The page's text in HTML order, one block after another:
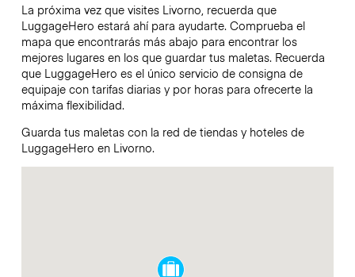
La próxima vez que visites Livorno, recuerda que
LuggageHero estará ahí para ayudarte. Comprueba el
mapa que encontrarás más abajo para encontrar los
mejores lugares en los que guardar tus maletas. Recuerda
que LuggageHero es el único servicio de consigna de
equipaje con tarifas diarias y por horas para ofrecerte la
máxima flexibilidad.
Guarda tus maletas con la red de tiendas y hoteles de
LuggageHero en Livorno.